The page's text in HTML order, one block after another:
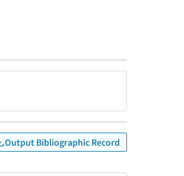
Output Bibliographic Record